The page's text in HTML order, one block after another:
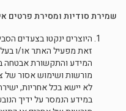
שמירת סודיות ומסירת פרטים
היוצרים ינקטו בצעדים
זאת מפעיל האתר או/ו
המידע והתקשורת אבטחה
מורשות ושימוש אסור של
לא יישא בכל אחריות,
במידע הנמסר על ידיך